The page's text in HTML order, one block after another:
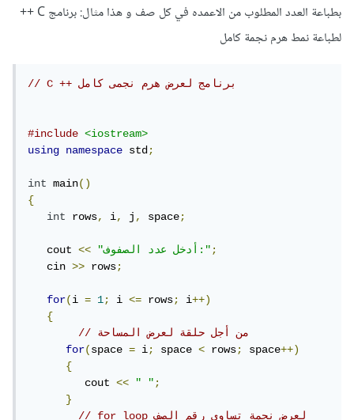
بطباعة العدد المطلوب من الاعمده في كل صف و هذا مثال: برنامج C ++
لطباعة نمط هرم نجمة كامل
// C ++ برنامج لعرض هرم نجمى كامل
#include
<iostream>
using
namespace std;
int main()
{
int
rows, i, j, space;
   cout
<< "أدخل عدد الصفوف:";
   cin
>> rows;
for(i = 1; i <= rows; i++)
{
// من أجل حلقة لعرض المساحة
for(space = i; space < rows; space++)
{
         cout
<< " ";
}
// for loop لعرض نجمة تساوي رقم الصف